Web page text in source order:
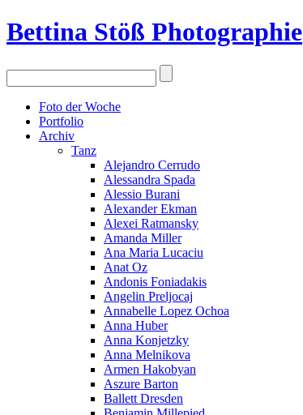
Bettina Stöß Photographie
Foto der Woche
Portfolio
Archiv
Tanz
Alejandro Cerrudo
Alessandra Spada
Alessio Burani
Alexander Ekman
Alexei Ratmansky
Amanda Miller
Ana Maria Lucaciu
Anat Oz
Andonis Foniadakis
Angelin Preljocaj
Annabelle Lopez Ochoa
Anna Huber
Anna Konjetzky
Anna Melnikova
Armen Hakobyan
Aszure Barton
Ballett Dresden